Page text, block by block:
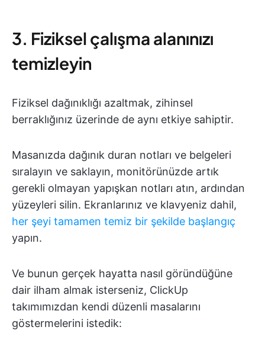
3. Fiziksel çalışma alanınızı
temizleyin
Fiziksel dağınıklığı azaltmak, zihinsel
berraklığınız üzerinde de aynı etkiye sahiptir.
Masanızda dağınık duran notları ve belgeleri
sıralayın ve saklayın, monitörünüzde artık
gerekli olmayan yapışkan notları atın, ardından
yüzeyleri silin. Ekranlarınız ve klavyeniz dahil,
her şeyi tamamen temiz bir şekilde başlangıç
yapın.
Ve bunun gerçek hayatta nasıl göründüğüne
dair ilham almak isterseniz, ClickUp
takımımızdan kendi düzenli masalarını
göstermelerini istedik: